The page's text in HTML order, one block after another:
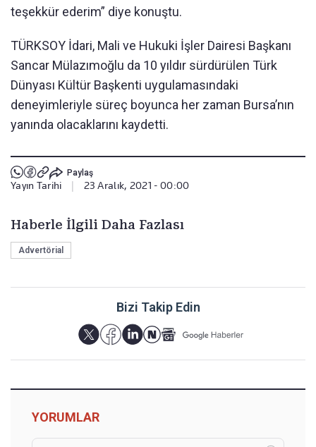
teşekkür ederim” diye konuştu.
TÜRKSOY İdari, Mali ve Hukuki İşler Dairesi Başkanı
Sancar Mülazımoğlu da 10 yıldır sürdürülen Türk
Dünyası Kültür Başkenti uygulamasındaki
deneyimleriyle süreç boyunca her zaman Bursa’nın
yanında olacaklarını kaydetti.
Paylaş
Yayın Tarihi 23 Aralık, 2021 - 00:00
Haberle İlgili Daha Fazlası
Advertörial
Bizi Takip Edin
YORUMLAR